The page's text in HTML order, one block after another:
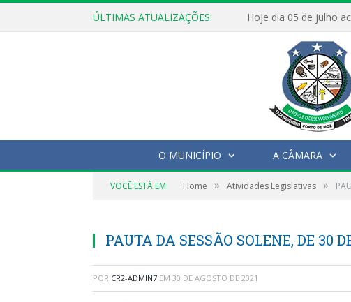
ÚLTIMAS ATUALIZAÇÕES:
O MUNICÍPIO A CÂMARA
VOCÊ ESTÁ EM: Home » Atividades Legislativas »
PAUTA DA SESSÃO SOLENE, DE 30
POR CR2-ADMIN7 EM 30 DE AGOSTO DE 2021